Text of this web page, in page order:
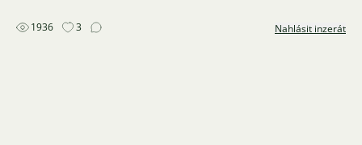
1936 3 Nahlásit inzerát